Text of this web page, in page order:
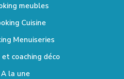
meubles
Cuisine
Menuiseries
et coaching déco
A la une